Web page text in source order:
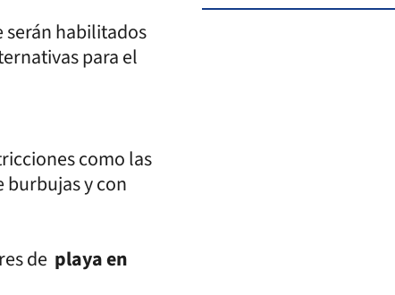
serán habilitados
para el
como las
burbujas y con
de playa en